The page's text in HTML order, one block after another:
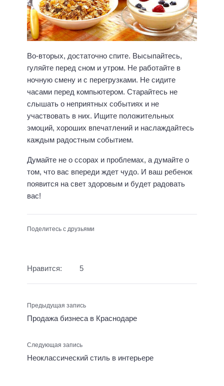
Во-вторых, достаточно спите. Высыпайтесь,
гуляйте перед сном и утром. Не работайте в
ночную смену и с перегрузками. Не сидите
часами перед компьютером. Старайтесь не
слышать о неприятных событиях и не
участвовать в них. Ищите положительных
эмоций, хороших впечатлений и наслаждайтесь
каждым радостным событием.
Думайте не о ссорах и проблемах, а думайте о
том, что вас впереди ждет чудо. И ваш ребенок
появится на свет здоровым и будет радовать
вас!
Поделитесь с друзьями
Нравится: 5
Предыдущая запись
Продажа бизнеса в Краснодаре
Следующая запись
Неоклассический стиль в интерьере